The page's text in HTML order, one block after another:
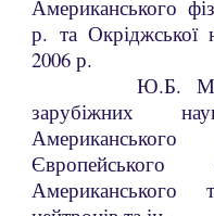
Американського
р. та Окріджської
2006 р.
Ю.Б.
зарубіжних
Американського
Європейського
Американського